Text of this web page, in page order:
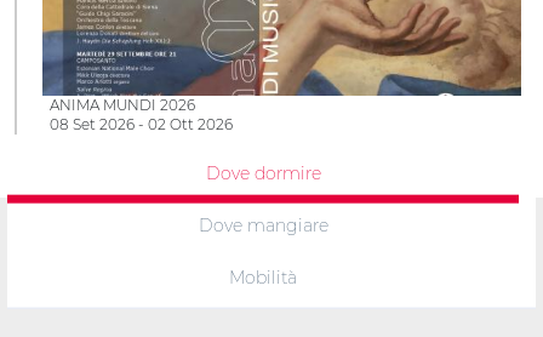
ANIMA MUNDI 2026
08 Set 2026 - 02 Ott 2026
Dove dormire
Dove mangiare
Mobilità